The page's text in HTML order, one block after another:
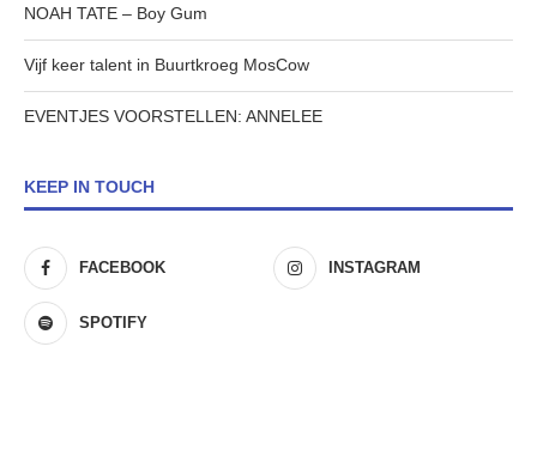
NOAH TATE – Boy Gum
Vijf keer talent in Buurtkroeg MosCow
EVENTJES VOORSTELLEN: ANNELEE
KEEP IN TOUCH
FACEBOOK INSTAGRAM
SPOTIFY